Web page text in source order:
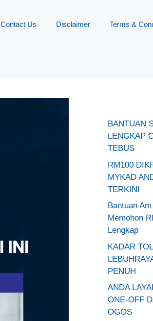
Contact Us Disclaimer Terms &
BANTUAN
LENGKAP
TEBUS
RM100
MYKAD
TERKINI
Bantuan
Memohon
Lengkap
KADAR
PENUH
ANDA
ONE-OFF
OGOS